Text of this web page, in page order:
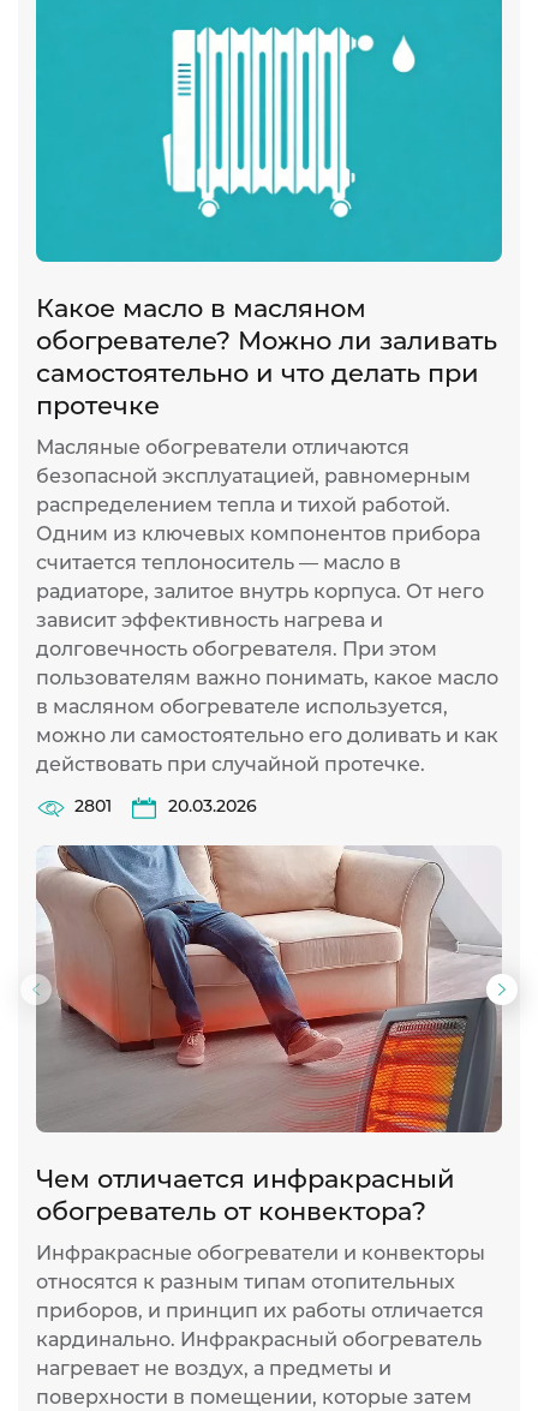
Какое масло в масляном
обогревателе? Можно ли заливать
самостоятельно и что делать при
протечке
Масляные обогреватели отличаются
безопасной эксплуатацией, равномерным
распределением тепла и тихой работой.
Одним из ключевых компонентов прибора
считается теплоноситель — масло в
радиаторе, залитое внутрь корпуса. От него
зависит эффективность нагрева и
долговечность обогревателя. При этом
пользователям важно понимать, какое масло
в масляном обогревателе используется,
можно ли самостоятельно его доливать и как
действовать при случайной протечке.
2801 20.03.2026
Предыдущий
слайд
Чем отличается инфракрасный
обогреватель от конвектора?
Инфракрасные обогреватели и конвекторы
относятся к разным типам отопительных
приборов, и принцип их работы отличается
кардинально. Инфракрасный обогреватель
нагревает не воздух, а предметы и
поверхности в помещении, которые затем